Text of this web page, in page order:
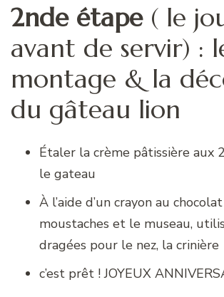
2nde étape( le
avant de servir) :
montage & la
du gâteau lion
Étaler la crème pâtissière aux
le gateau
À l’aide d’un crayon au
moustaches et le museau,
dragées pour le nez, la crinière
c’est prêt ! JOYEUX